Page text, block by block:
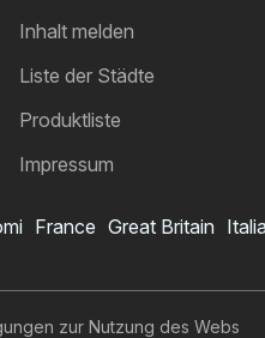
Inhalt melden
Liste der Städte
Produktliste
Impressum
France Great Britain
zur Nutzung des Webs